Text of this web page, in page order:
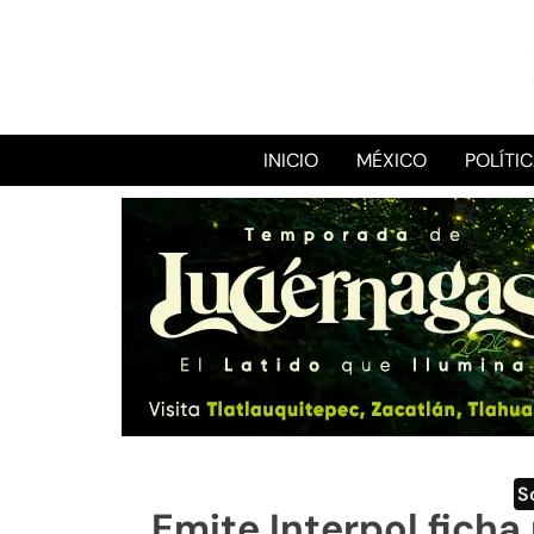
INICIO MÉXICO